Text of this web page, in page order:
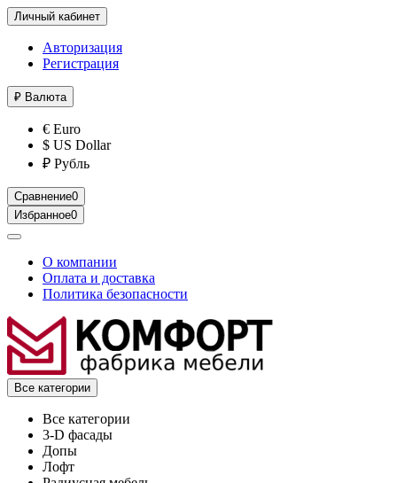
Личный кабинет
Авторизация
Регистрация
₽ Валюта
€ Euro
$ US Dollar
₽ Рубль
Сравнение0
Избранное0
О компании
Оплата и доставка
Политика безопасности
Все категории
Все категории
3-D фасады
Допы
Лофт